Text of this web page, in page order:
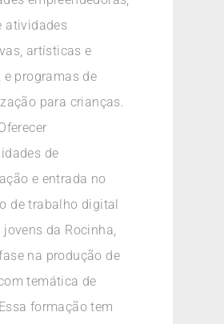
atividades
artísticas e
e programas de
para crianças.
de
e entrada no
de trabalho digital
jovens da Rocinha,
na produção de
temática de
formação tem